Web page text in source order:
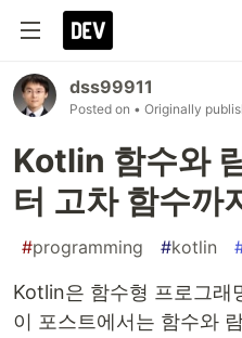
dss99911
Posted on • Originally
Kotlin 함수와
터 고차 함수까
#programming #kotlin
Kotlin은 함수형 프로그래
이 포스트에서는 함수와